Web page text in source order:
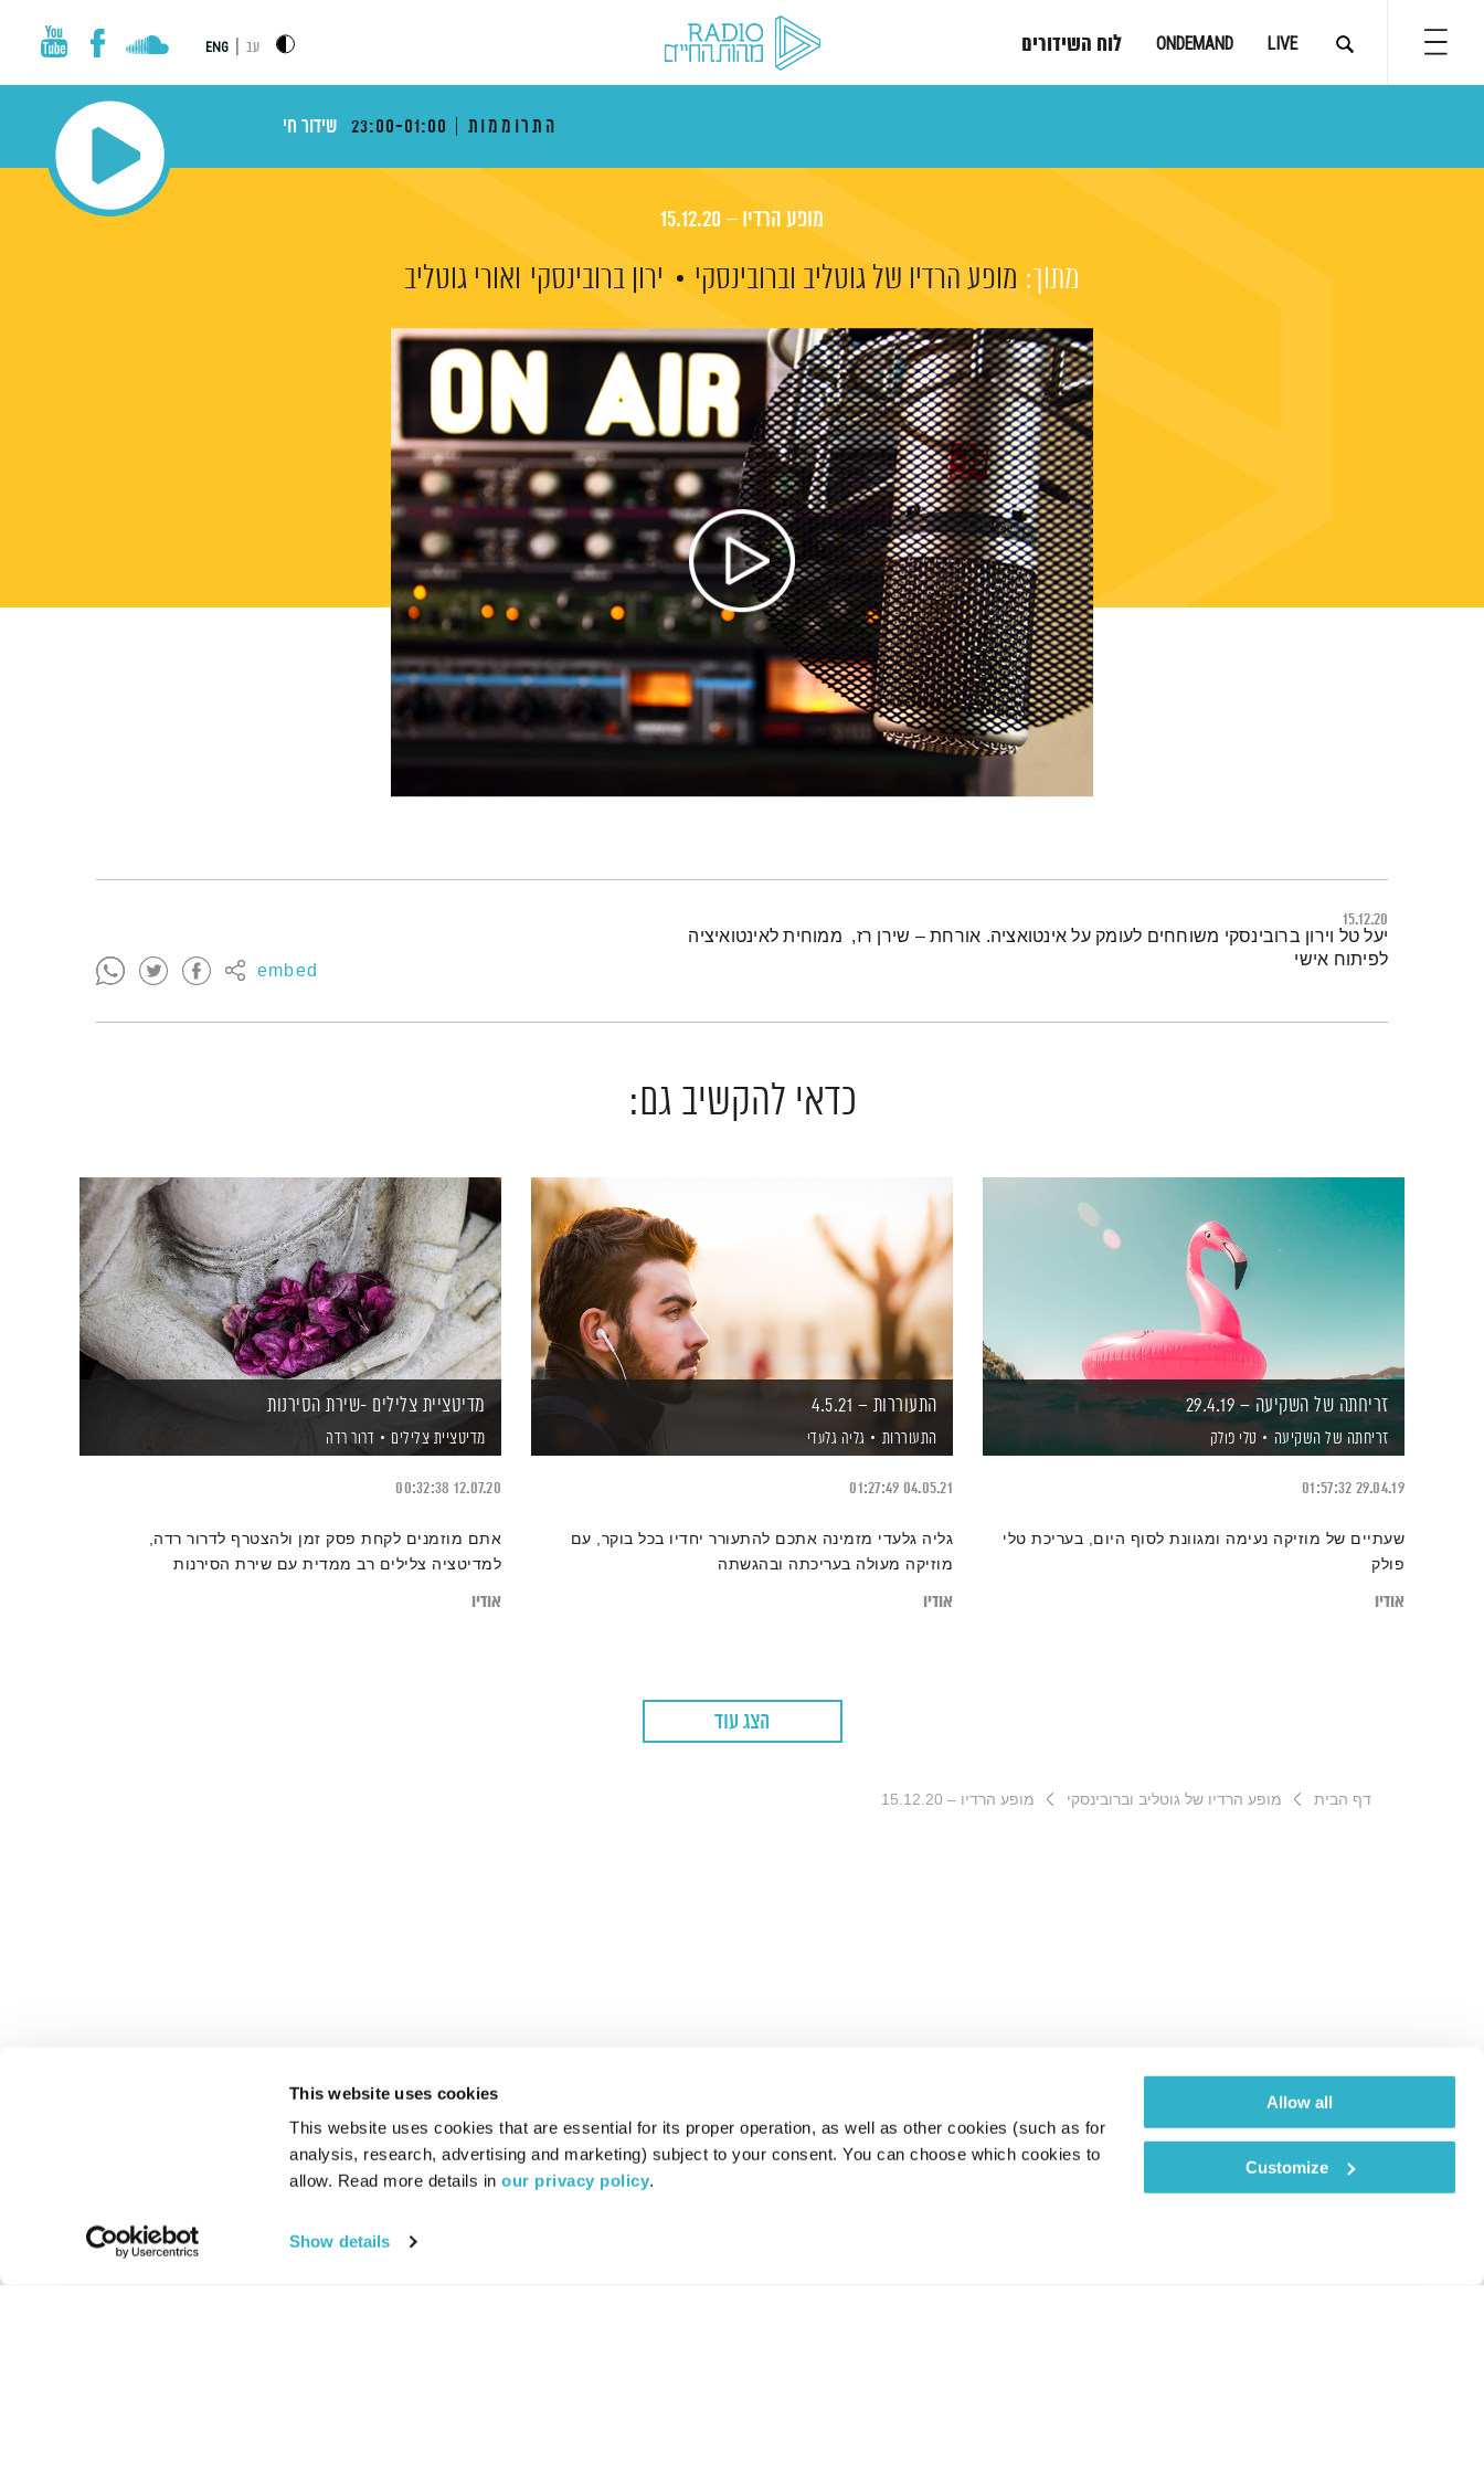
This website uses cookies
This website uses cookies that are essential for its proper operation, as well as other cookies (such as for
analysis, research, advertising and marketing) subject to your consent. You can choose which cookies to
allow. Read more details in our privacy policy.
Show details
Allow all
Customize
LIVE
ONDEMAND לוח השידורים עב ENG
התרוממות 23:00-01:00 שידור חי
מופע הרדיו – 15.12.20
מתוך: מופע הרדיו של גוטליב וברובינסקי ירון ברובינסקי ואורי גוטליב
15.12.20
embed
תמצית הפודקאסט
יעל טל וירון ברובינסקי משוחחים לעומק על אינטואציה. אורחת – שירן רז, ממוחית לאינטואיציה
לפיתוח אישי
כדאי להקשיב גם:
זריחתה של השקיעה – 29.4.19
זריחתה של השקיעה טלי פולק
29.04.19
01:57:32
שעתיים של מוזיקה נעימה ומגוונת לסוף היום, בעריכת טלי
פולק
אודיו
התעוררות – 4.5.21
התעוררות גליה גלעדי
04.05.21
01:27:49
גליה גלעדי מזמינה אתכם להתעורר יחדיו בכל בוקר, עם
מוזיקה מעולה בעריכתה ובהגשתה
אודיו
מדיטציית צלילים -שירת הסירנות
מדיטציית צלילים דרור רדה
12.07.20
00:32:38
אתם מוזמנים לקחת פסק זמן ולהצטרף לדרור רדה,
למדיטציה צלילים רב ממדית עם שירת הסירנות
אודיו
הצג עוד
דף הבית מופע הרדיו של גוטליב וברובינסקי מופע הרדיו – 15.12.20